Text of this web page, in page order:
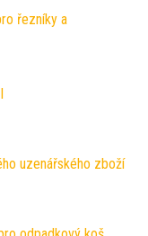
řezníky a
uzenářského zboží